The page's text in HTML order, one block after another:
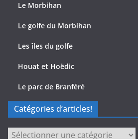
Le Morbihan
Le golfe du Morbihan
Les îles du golfe
Houat et Hoëdic
Le parc de Branféré
Catégories d’articles!
Catégories